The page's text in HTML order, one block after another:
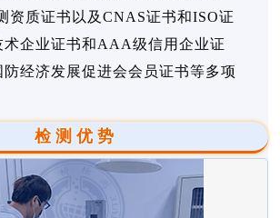
资质证书以及CNAS证书和ISO证
术企业证书和AAA级信用企业证
经济发展促进会会员证书等多项
检测优势